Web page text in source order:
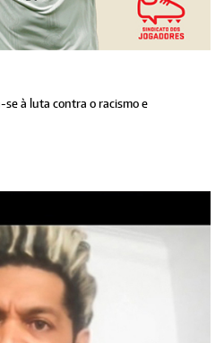
se à luta contra o racismo e